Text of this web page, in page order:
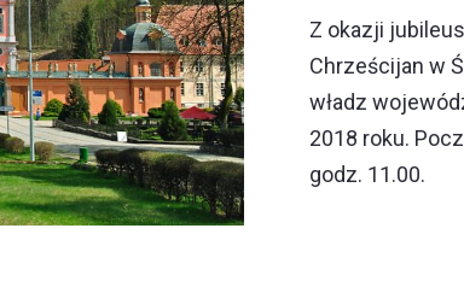
Z okazji
Chrześcijan w
władz
2018 roku.
godz. 11.00.